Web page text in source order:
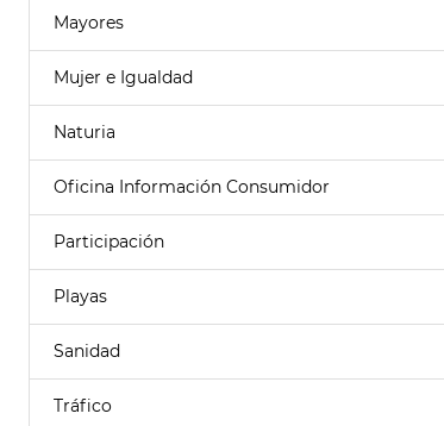
Mayores
Mujer e Igualdad
Naturia
Oficina Información Consumidor
Participación
Playas
Sanidad
Tráfico